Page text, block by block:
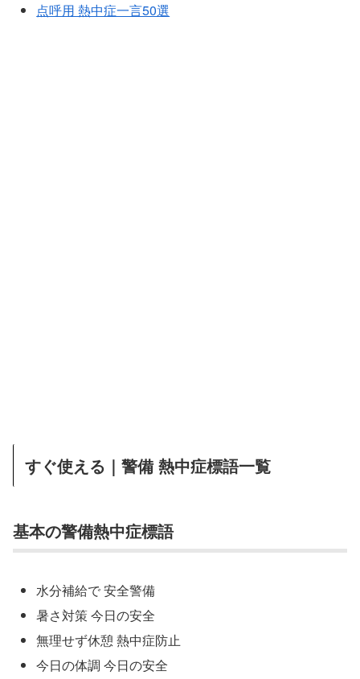
点呼用 熱中症一言50選
すぐ使える｜警備 熱中症標語一覧
基本の警備熱中症標語
水分補給で 安全警備
暑さ対策 今日の安全
無理せず休憩 熱中症防止
今日の体調 今日の安全